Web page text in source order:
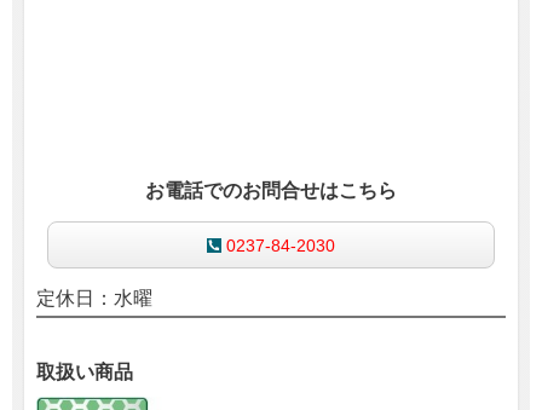
お電話でのお問合せはこちら
0237-84-2030
定休日：水曜
取扱い商品